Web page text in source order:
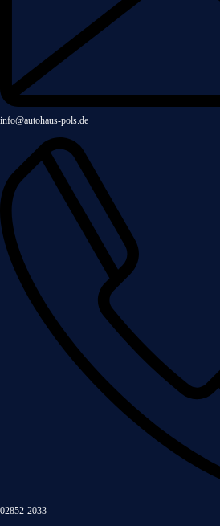
info@autohaus-pols.de
02852-2033